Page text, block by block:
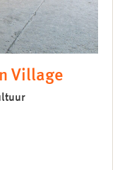
Village